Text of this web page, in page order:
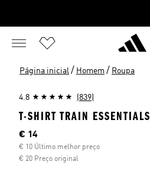
Página inicial / Homem / Roupa
4.8 (839)
T-SHIRT TRAIN ESSENTIALS
Preço atual
€ 14
€ 10 Último melhor preço
€ 20 Preço original